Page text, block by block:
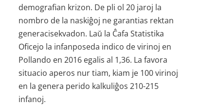
demografian krizon. De pli ol 20 jaroj la
nombro de la naskiĝoj ne garantias rektan
generacisekvadon. Laŭ la Ĉafa Statistika
Oficejo la infanposeda indico de virinoj en
Pollando en 2016 egalis al 1,36. La favora
situacio aperos nur tiam, kiam je 100 virinoj
en la genera perido kalkuliĝos 210-215
infanoj.